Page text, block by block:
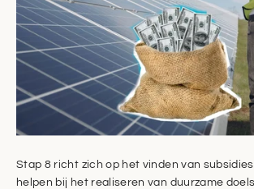
Stap 8 richt zich op het vinden van
helpen bij het realiseren van duurzame